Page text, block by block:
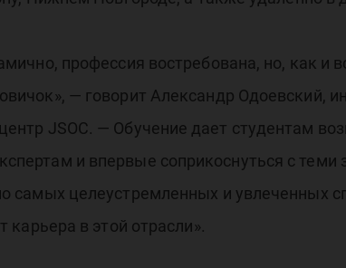
профессия востребована, но, как и
— говорит Александр Одоевский,
JSOC. — Обучение дает студентам
и впервые соприкоснуться с
самых целеустремленных и увлеченных
карьера в этой отрасли».